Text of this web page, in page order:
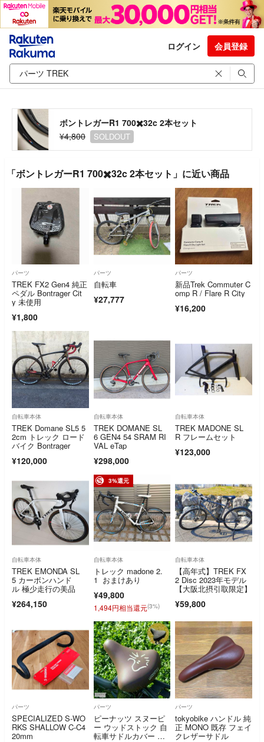
ログイン 会員登録
ボントレガーR1 700✖️32c 2本セット
¥4,800
SOLDOUT
「ボントレガーR1 700✖️32c 2本セット」に近い商品
パーツ
TREK FX2 Gen4 純正
ペダル Bontrager Cit
y 未使用
¥1,800
パーツ
自転車
¥27,777
パーツ
新品Trek Commuter C
omp R / Flare R City
¥16,200
自転車本体
TREK Domane SL5 5
2cm トレック ロード
バイク Bontrager
¥120,000
自転車本体
TREK DOMANE SL
6 GEN4 54 SRAM RI
VAL eTap
¥298,000
自転車本体
TREK MADONE SL
R フレームセット
¥123,000
自転車本体
TREK EMONDA SL
5 カーボンハンド
ル 極少走行の美品
¥264,150
3%還元
自転車本体
トレック madone 2.
1 おまけあり
¥49,800
1,494円相当還元(3%)
自転車本体
【高年式】TREK FX
2 Disc 2023年モデル
【大阪北摂引取限定】
¥59,800
パーツ
SPECIALIZED S-WO
RKS SHALLOW C-C4
20mm
パーツ
ピーナッツ スヌーピ
ー ウッドストック 自
転車サドルカバー ブ
パーツ
tokyobike ハンドル 純
正 MONO 既存 フェイ
クレザーサドル